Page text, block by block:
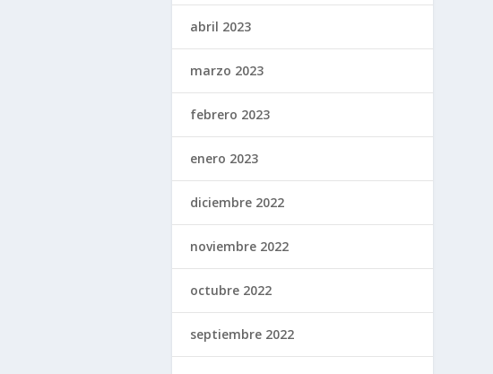
abril 2023
marzo 2023
febrero 2023
enero 2023
diciembre 2022
noviembre 2022
octubre 2022
septiembre 2022